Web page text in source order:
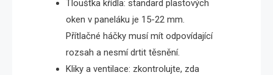
Tloušťka křídla: standard plastových
oken v paneláku je 15-22 mm.
Přítlačné háčky musí mít odpovídající
rozsah a nesmí drtit těsnění.
Kliky a ventilace: zkontrolujte, zda